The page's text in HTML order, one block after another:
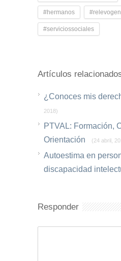
#hermanos
#serviciossociales
Artículos
¿Conoces mis
2018)
PTVAL: Formación,
Orientación
(24 abril,
Autoestima en
discapacidad
Responder